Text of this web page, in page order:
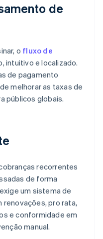
de
o fluxo de
intuitivo e localizado.
de pagamento
melhorar as taxas de
públicos globais.
recorrentes
de forma
um sistema de
renovações, pro rata,
e conformidade em
manual.